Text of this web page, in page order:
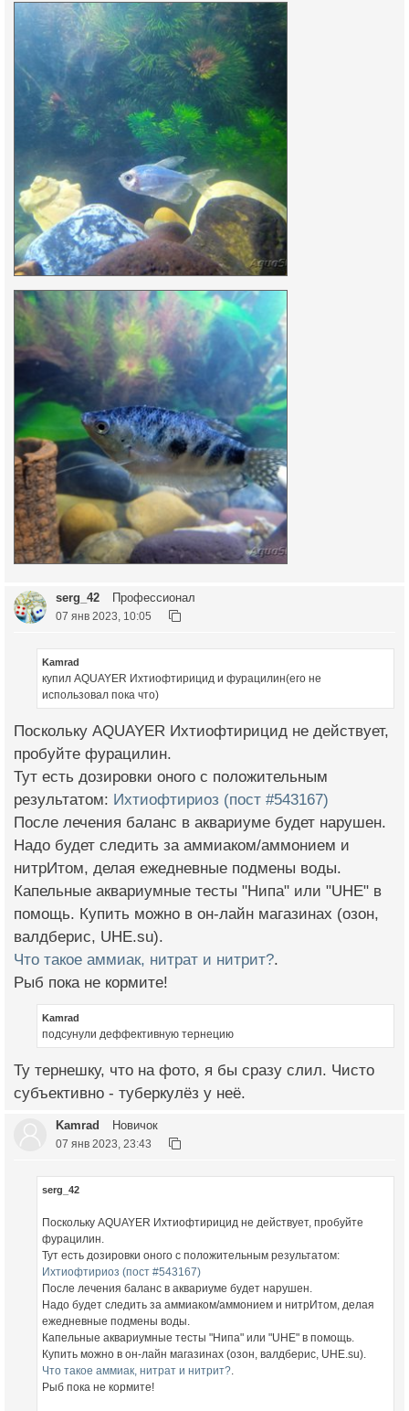
serg_42 Профессионал
07 янв 2023, 10:05
Kamrad
купил AQUAYER Ихтиофтирицид и фурацилин(его не
использовал пока что)
Поскольку AQUAYER Ихтиофтирицид не действует,
пробуйте фурацилин.
Тут есть дозировки оного с положительным
результатом: Ихтиофтириоз (пост #543167)
После лечения баланс в аквариуме будет нарушен.
Надо будет следить за аммиаком/аммонием и
нитрИтом, делая ежедневные подмены воды.
Капельные аквариумные тесты "Нипа" или "UHE" в
помощь. Купить можно в он-лайн магазинах (озон,
валдберис, UHE.su).
Что такое аммиак, нитрат и нитрит?.
Рыб пока не кормите!
Kamrad
подсунули деффективную тернецию
Ту тернешку, что на фото, я бы сразу слил. Чисто
субъективно - туберкулёз у неё.
Kamrad Новичок
07 янв 2023, 23:43
serg_42
Поскольку AQUAYER Ихтиофтирицид не действует, пробуйте
фурацилин.
Тут есть дозировки оного с положительным результатом:
Ихтиофтириоз (пост #543167)
После лечения баланс в аквариуме будет нарушен.
Надо будет следить за аммиаком/аммонием и нитрИтом, делая
ежедневные подмены воды.
Капельные аквариумные тесты "Нипа" или "UHE" в помощь.
Купить можно в он-лайн магазинах (озон, валдберис, UHE.su).
Что такое аммиак, нитрат и нитрит?.
Рыб пока не кормите!